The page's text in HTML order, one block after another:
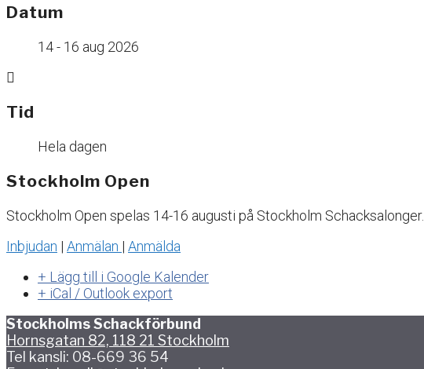
Datum
14 - 16 aug 2026
Tid
Hela dagen
Stockholm Open
Stockholm Open spelas 14-16 augusti på Stockholm Schacksalonger.
Inbjudan | Anmälan | Anmälda
+ Lägg till i Google Kalender
+ iCal / Outlook export
Stockholms Schackförbund
Hornsgatan 82, 118 21 Stockholm
Tel kansli: 08-669 36 54